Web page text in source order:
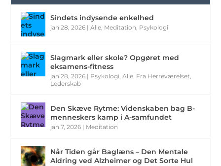
Sindets indysende enkelhed
jan 28, 2026 |Alle, Meditation, Psykologi
Slagmark eller skole? Opgøret med
eksamens-fitness
jan 28, 2026 | Psykologi,Alle, Fra Herreværelset,
Lederskab
Den Skæve Rytme: Videnskaben bag B-
menneskers kamp i A-samfundet
jan 7, 2026 | Meditation
Når Tiden går Baglæns – Den Mentale
Aldring ved Alzheimer og Det Sorte Hul